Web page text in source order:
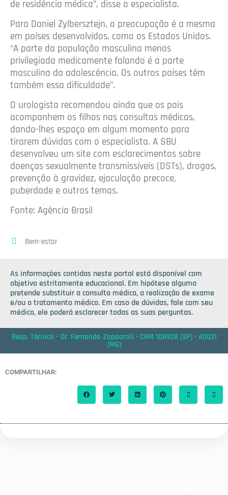
de residência médica”, disse o especialista.
Para Daniel Zylbersztejn, a preocupação é a mesma
em países desenvolvidos, como os Estados Unidos.
“A parte da população masculina menos
privilegiada medicamente falando é a parte
masculina da adolescência. Os outros países têm
também essa dificuldade”.
O urologista recomendou ainda que os pais
acompanhem os filhos nas consultas médicas,
dando-lhes espaço em algum momento para
tirarem dúvidas com o especialista. A SBU
desenvolveu um site com esclarecimentos sobre
doenças sexualmente transmissíveis (DSTs), drogas,
prevenção à gravidez, ejaculação precoce,
puberdade e outros temas.
Fonte: Agência Brasil
Bem-estar
As informações contidas neste portal está disponível com
objetivo estritamente educacional. Em hipótese alguma
pretende substituir a consulta médica, a realização de exame
e/ou o tratamento médico. Em caso de dúvidas, fale com seu
médico, ele poderá esclarecer todas as suas perguntas.
Resp. Técnico - Dr. Fernando Zapparoli • CRM 108928 (SP) • 40021
(MG)
COMPARTILHAR: